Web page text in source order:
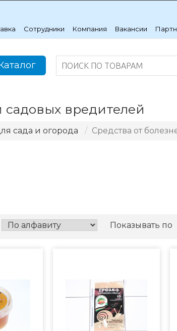
Сотрудники Компания Вакансии
садовых вредителей
сада и огорода Средства от
Показывать по